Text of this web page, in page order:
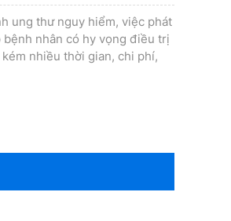
ung thư nguy hiểm, việc phát
nhân có hy vọng điều trị
nhiều thời gian, chi phí,